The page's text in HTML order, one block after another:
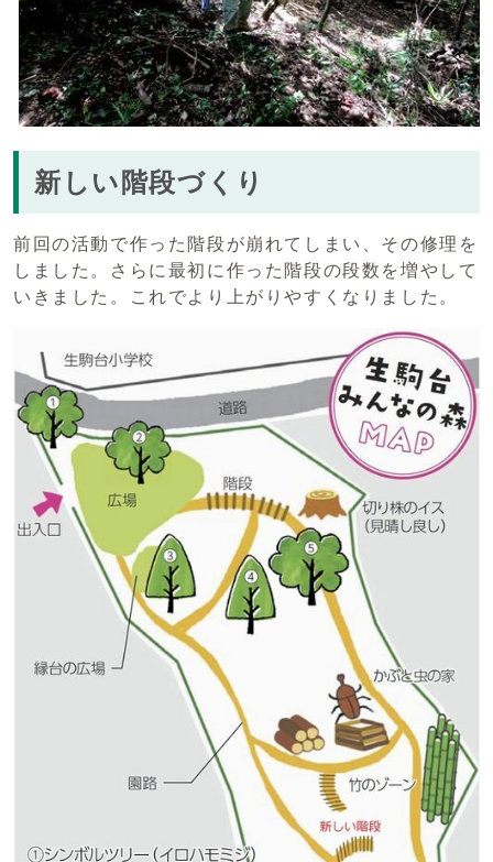
新しい階段づくり
前回の活動で作った階段が崩れてしまい、その修理を
しました。さらに最初に作った階段の段数を増やして
いきました。これでより上がりやすくなりました。